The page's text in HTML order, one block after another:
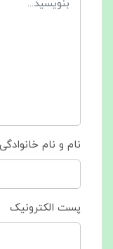
نام و نام خانوادگی
پست الکترونیک